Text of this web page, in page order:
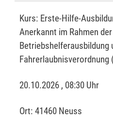
Kurs: Erste-Hilfe-
Anerkannt im Rahmen der
Betriebshelferausbildung
Fahrerlaubnisverordnung
20.10.2026 , 08:30 Uhr
Ort: 41460 Neuss